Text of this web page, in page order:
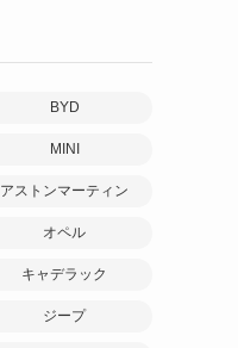
BYD
MINI
アストンマーティン
オペル
キャデラック
ジープ